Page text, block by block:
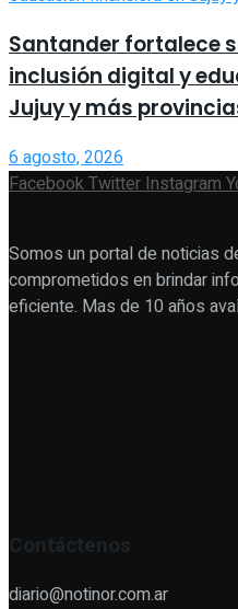
Santander fortalece
inclusión digital y
Jujuy y más
6 agosto, 2026
FacebookTwitterInstagram
Somos un portal de noticias
comprometidos en brindar
eficiente. Mas de 10 años
Contáctenos
diario@notinor.com.ar